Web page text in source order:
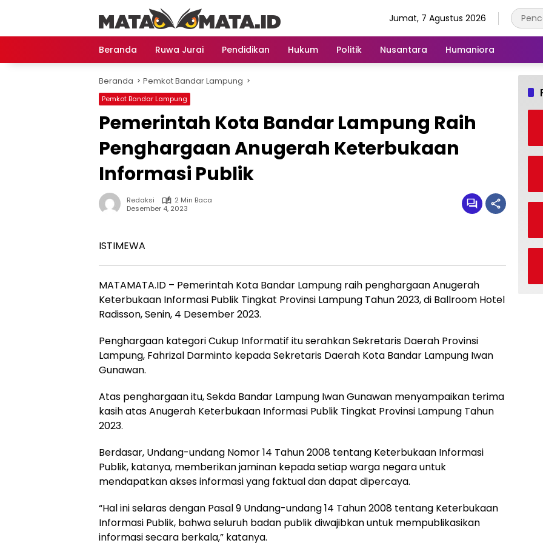
Jumat, 7 Agustus 2026
Beranda Ruwa Jurai Pendidikan Hukum Politik Nusantara Humaniora
Beranda Pemkot Bandar Lampung
Pemkot Bandar Lampung
Pemerintah Kota Bandar Lampung Raih
Penghargaan Anugerah Keterbukaan
Informasi Publik
Redaksi
2 Min Baca
Desember 4, 2023
ISTIMEWA
MATAMATA.ID – Pemerintah Kota Bandar Lampung raih penghargaan Anugerah
Keterbukaan Informasi Publik Tingkat Provinsi Lampung Tahun 2023, di Ballroom Hotel
Radisson, Senin, 4 Desember 2023.
Penghargaan kategori Cukup Informatif itu serahkan Sekretaris Daerah Provinsi
Lampung, Fahrizal Darminto kepada Sekretaris Daerah Kota Bandar Lampung Iwan
Gunawan.
Atas penghargaan itu, Sekda Bandar Lampung Iwan Gunawan menyampaikan terima
kasih atas Anugerah Keterbukaan Informasi Publik Tingkat Provinsi Lampung Tahun
2023.
Berdasar, Undang-undang Nomor 14 Tahun 2008 tentang Keterbukaan Informasi
Publik, katanya, memberikan jaminan kepada setiap warga negara untuk
mendapatkan akses informasi yang faktual dan dapat dipercaya.
“Hal ini selaras dengan Pasal 9 Undang-undang 14 Tahun 2008 tentang Keterbukaan
Informasi Publik, bahwa seluruh badan publik diwajibkan untuk mempublikasikan
informasi secara berkala,” katanya.